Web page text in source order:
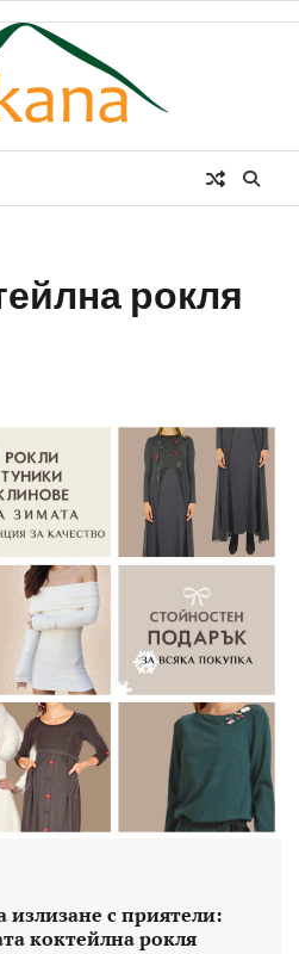
рокля
излизане с приятели:
коктейлна рокля